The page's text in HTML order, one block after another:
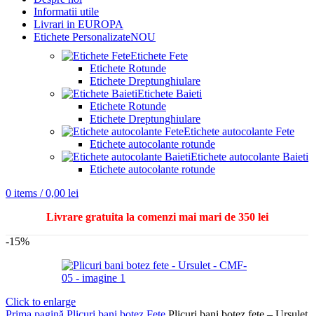
Informatii utile
Livrari in EUROPA
Etichete PersonalizateNOU
Etichete Fete
Etichete Rotunde
Etichete Dreptunghiulare
Etichete Baieti
Etichete Rotunde
Etichete Dreptunghiulare
Etichete autocolante Fete
Etichete autocolante rotunde
Etichete autocolante Baieti
Etichete autocolante rotunde
0 items / 0,00 lei
Livrare gratuita la comenzi mai mari de 350 lei
-15%
Click to enlarge